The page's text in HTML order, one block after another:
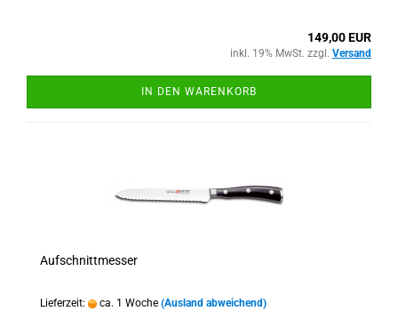
149,00 EUR
inkl. 19% MwSt. zzgl. Versand
IN DEN WARENKORB
Aufschnittmesser
Lieferzeit: ca. 1 Woche (Ausland abweichend)